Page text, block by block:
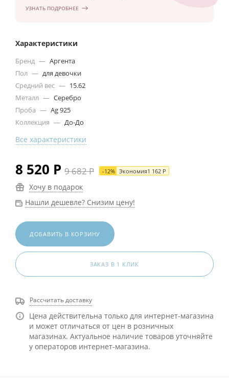
УЗНАТЬ ПОДРОБНЕЕ
Характеристики
Бренд — Аргента
Пол — для девочки
Средний вес — 15.62
Металл — Серебро
Проба — Ag 925
Коллекция — До-До
Все характеристики
8 520 Р 9 682Р -12% Экономия1 162 Р
Хочу в подарок
Нашли дешевле? Снизим цену!
ДОБАВИТЬ В КОРЗИНУ
ЗАКАЗ В 1 КЛИК
Рассчитать доставку
Цена действительна только для интернет-магазина
и может отличаться от цен в розничных
магазинах. Актуальное наличие товаров уточняйте
у операторов интернет-магазина.